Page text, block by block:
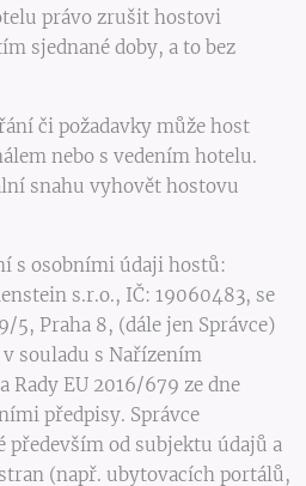
právo zrušit hostovi
sjednané doby, a to bez
či požadavky může host
nebo s vedením hotelu.
snahu vyhovět hostovu
s osobními údaji hostů:
s.r.o., IČ: 19060483, se
5, Praha 8, (dále jen Správce)
souladu s Nařízením
Rady EU 2016/679 ze dne
předpisy. Správce
především od subjektu údajů a
(např. ubytovacích portálů,